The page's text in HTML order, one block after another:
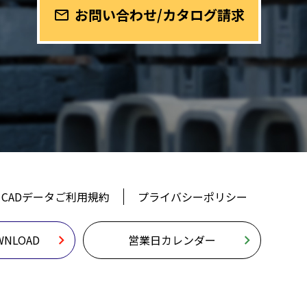
mail_outline お問い合わせ/カタログ請求
CADデータご利用規約 プライバシーポリシー
営業日カレンダー